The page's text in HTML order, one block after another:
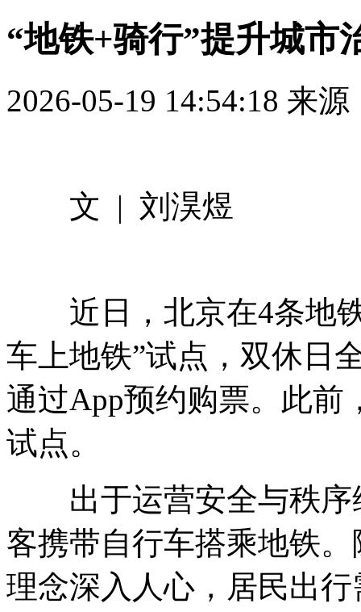
“地铁+骑行”提升城市
2026-05-19 14:54:18 来
文 | 刘淏煜
近日，北京在4条地铁
车上地铁”试点，双休日
通过App预约购票。此前
试点。
出于运营安全与秩序
客携带自行车搭乘地铁
理念深入人心，居民出